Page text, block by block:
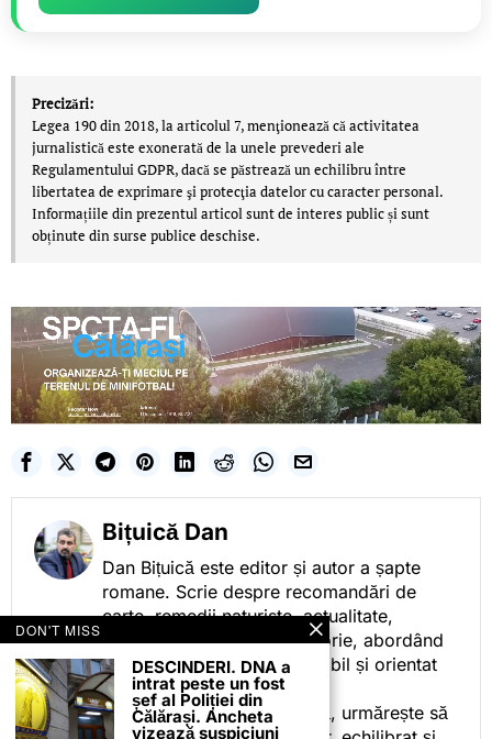
Precizări:
Legea 190 din 2018, la articolul 7, menţionează că activitatea
jurnalistică este exonerată de la unele prevederi ale
Regulamentului GDPR, dacă se păstrează un echilibru între
libertatea de exprimare şi protecţia datelor cu caracter personal.
Informațiile din prezentul articol sunt de interes public și sunt
obținute din surse publice deschise.
Bițuică Dan
Dan Bițuică este editor și autor a șapte
romane. Scrie despre recomandări de
carte, remedii naturiste, actualitate,
cotidian politic, sport și istorie, abordând
subiectele într-un stil accesibil și orientat
spre informare.
Prin activitatea sa editorială, urmărește să
DON'T MISS
DESCINDERI. DNA a
intrat peste un fost
șef al Poliției din
Călărași. Ancheta
vizează suspiciuni